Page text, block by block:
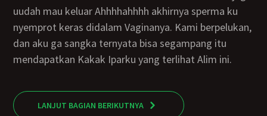
uudah mau keluar Ahhhhahhhh akhirnya sperma ku
nyemprot keras didalam Vaginanya. Kami berpelukan,
dan aku ga sangka ternyata bisa segampang itu
mendapatkan Kakak Iparku yang terlihat Alim ini.
LANJUT BAGIAN BERIKUTNYA